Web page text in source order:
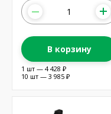
В корзину
1 шт — 4 428 ₽
10 шт — 3 985 ₽